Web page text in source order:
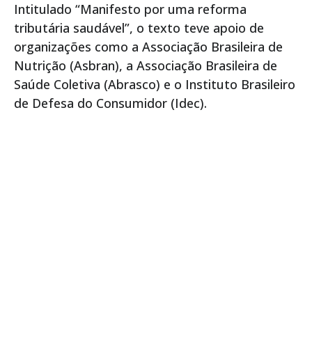
Intitulado “Manifesto por uma reforma
tributária saudável”, o texto teve apoio de
organizações como a Associação Brasileira de
Nutrição (Asbran), a Associação Brasileira de
Saúde Coletiva (Abrasco) e o Instituto Brasileiro
de Defesa do Consumidor (Idec).